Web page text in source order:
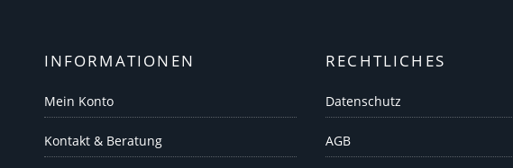
INFORMATIONEN
Mein Konto
Kontakt & Beratung
RECHTLICHES
Datenschutz
AGB